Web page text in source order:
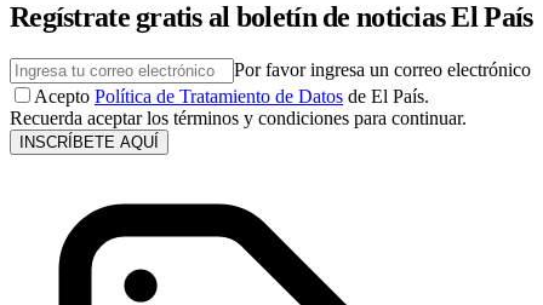
Regístrate gratis al boletín de noticias El País
Por favor ingresa un correo electrónico
Acepto Política de Tratamiento de Datos de El País.
Recuerda aceptar los términos y condiciones para continuar.
INSCRÍBETE AQUÍ